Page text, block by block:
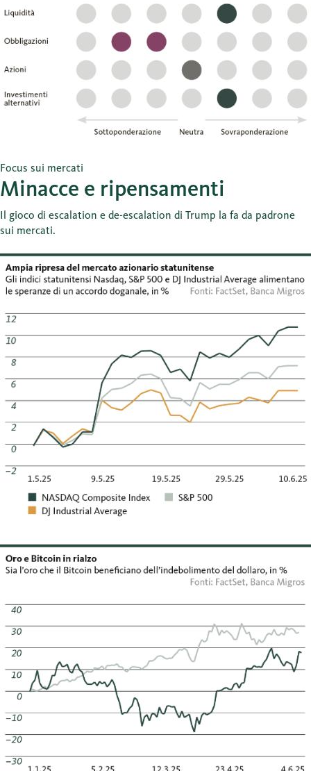
Focus sui mercati
Minacce e ripensamenti
Il gioco di escalation e de-escalation di Trump la fa da padrone
sui mercati.